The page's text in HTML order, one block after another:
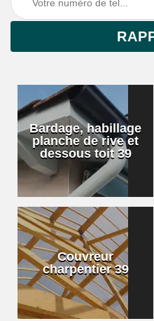
Bardage, habillage
planche de rive et
dessous toit 39
Couvreur
charpentier 39